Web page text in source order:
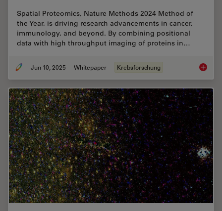
Spatial Proteomics, Nature Methods 2024 Method of
the Year, is driving research advancements in cancer,
immunology, and beyond. By combining positional
data with high throughput imaging of proteins in…
Jun 10, 2025 Whitepaper Krebsforschung